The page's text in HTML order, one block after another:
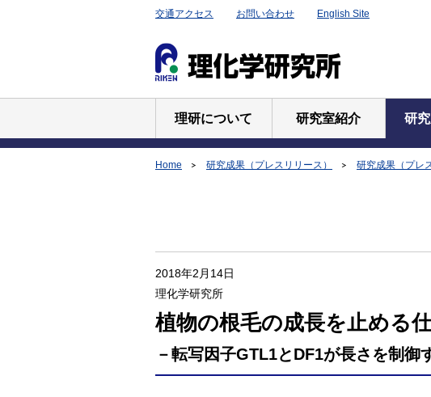
交通アクセス お問い合わせ English Site
理研について 研究室紹介 研
Home 研究成果（プレスリリース） 研究成果（プレ
2018年2月14日
理化学研究所
植物の根毛の成長を止める
－転写因子GTL1とDF1が長さを制御